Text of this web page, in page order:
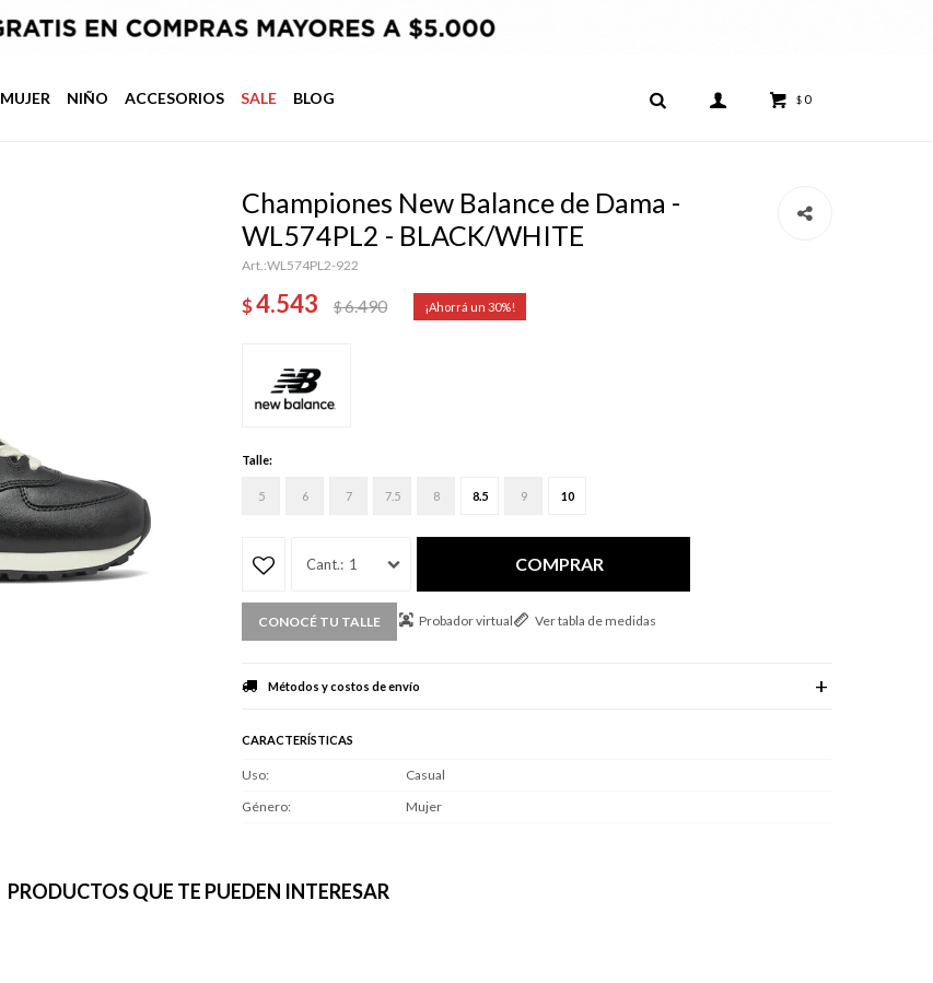
MUJER NIÑO ACCESORIOS SALE BLOG $ 0
Championes New Balance de Dama -
WL574PL2 - BLACK/WHITE
WL574PL2-922
$4.543 $6.490 30
Talle:
5 6 7 7.5 8 8.5 9 10
1 COMPRAR
CONOCÉ TU TALLE Probador virtual Ver tabla de medidas
Métodos y costos de envío
CARACTERÍSTICAS
Uso
Casual
Género
Mujer
PRODUCTOS QUE TE PUEDEN INTERESAR